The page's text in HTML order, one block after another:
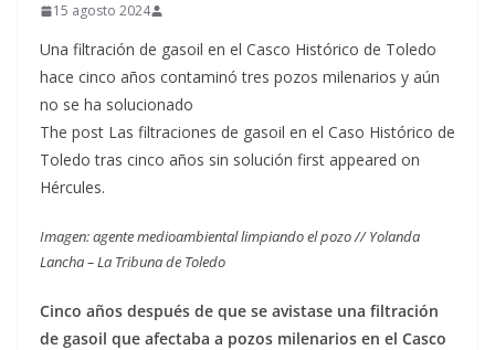
15 agosto 2024
Una filtración de gasoil en el Casco Histórico de Toledo
hace cinco años contaminó tres pozos milenarios y aún
no se ha solucionado
The post Las filtraciones de gasoil en el Caso Histórico de
Toledo tras cinco años sin solución first appeared on
Hércules.
Imagen: agente medioambiental limpiando el pozo // Yolanda
Lancha – La Tribuna de Toledo
Cinco años después de que se avistase una filtración
de gasoil que afectaba a pozos milenarios en el Casco